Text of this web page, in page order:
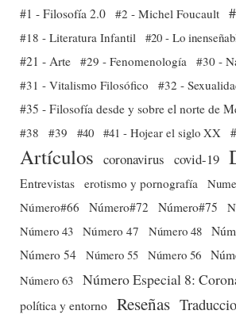
#1 - Filosofía 2.0 #2 - Michel Foucault
#18 - Literatura Infantil #20 - Lo
#21 - Arte #29 - Fenomenología
#30 -
#31 - Vitalismo Filosófico
#32 -
#35 - Filosofía desde y sobre el norte de
#38
#39 #40 #41 - Hojear el siglo XX
Artículos coronavirus covid-19
Entrevistas erotismo y pornografía
Número#66
Número#72 Número#75
Número 43 Número 47 Número 48
Número 54 Número 55 Número 56
Número 63 Número Especial 8:
política y entorno Reseñas